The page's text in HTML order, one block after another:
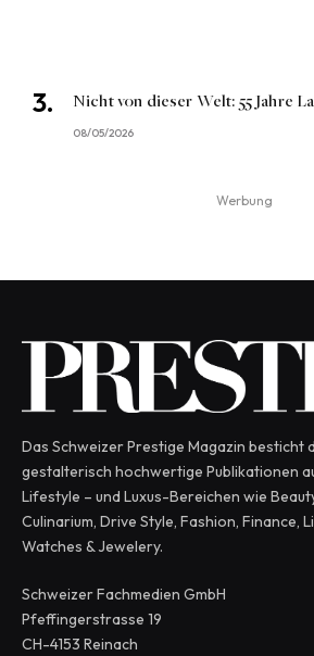
Nicht von dieser Welt: 55 Jahre
08/05/2026
Werbung
Das Schweizer Prestige Magazin besticht
gestalterisch hochwertige Publikationen
Lifestyle – und Luxus-Bereichen wie
Culinarium, Drive Style, Fashion, Finance,
Watches & Jewelery.
Schweizer Fachmedien GmbH
Pfeffingerstrasse 19
CH-4153 Reinach